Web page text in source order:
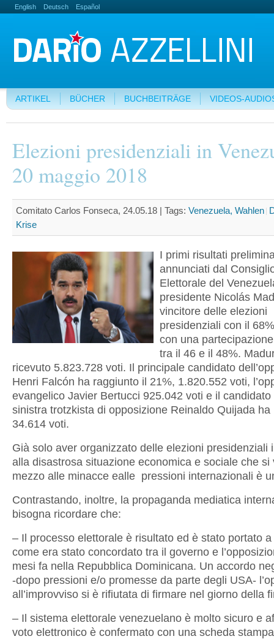
English Deutsch Español
ARTIKEL BÜCHER BUCHBEITRÄGE VIDEOS-
Elezioni presidenziali in
20 maggio 2018
Comitato Carlos Fonseca, 24.05.18 | Tags: Venezuela, Wahlen
Krise
I primi risultati
annunciati dal
Elettorale del
presidente Nicolás
vincitore delle elezioni
presidenziali con il
con una
tra il 46 e il 48%.
ricevuto 5.823.728 voti. Il principale candidato
Henri Falcón ha raggiunto il 21%, 1.820.552 voti,
evangelico Javier Bertucci 925.042 voti e il candidato
sinistra trotzkista di opposizione Reinaldo Quijada ha
34.614 voti.
Già solo aver organizzato delle elezioni presidenziali
alla disastrosa situazione economica e sociale che si
mezzo alle minacce ealle pressioni internazionali è
Contrastando, inoltre, la propaganda mediatica
bisogna ricordare che:
– Il processo elettorale è risultato ed è stato portato
come era stato concordato tra il governo e
mesi fa nella Repubblica Dominicana. Un accordo
-dopo pressioni e/o promesse da parte degli USA-
all’improvviso si è rifiutata di firmare nel giorno della
– Il sistema elettorale venezuelano è molto sicuro e
voto elettronico è confermato con una scheda